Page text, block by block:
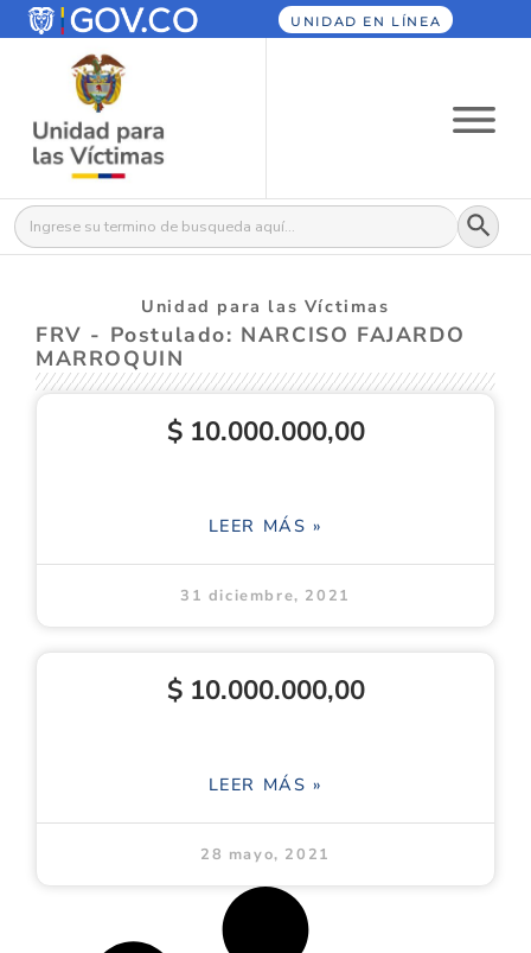
UNIDAD EN LÍNEA
Buscar: Botón
Unidad para las Víctimas
FRV - Postulado: NARCISO FAJARDO
MARROQUIN
$ 10.000.000,00
LEER MÁS »
31 diciembre, 2021
$ 10.000.000,00
LEER MÁS »
28 mayo, 2021